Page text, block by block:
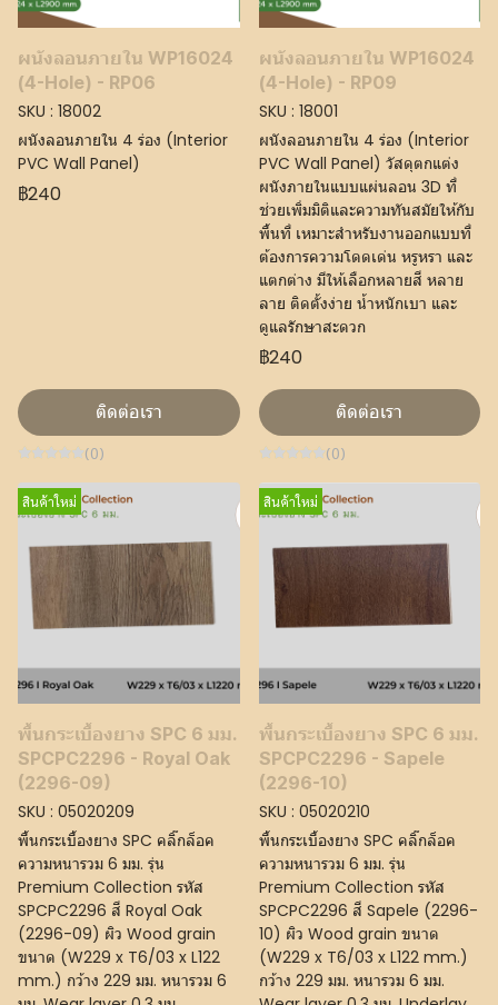
ผนังลอนภายใน WP16024
(4-Hole) - RP06
SKU : 18002
ผนังลอนภายใน 4 ร่อง (Interior
PVC Wall Panel)
฿240
ติดต่อเรา
(0)
ผนังลอนภายใน WP16024
(4-Hole) - RP09
SKU : 18001
ผนังลอนภายใน 4 ร่อง (Interior
PVC Wall Panel) วัสดุตกแต่ง
ผนังภายในแบบแผ่นลอน 3D ที่
ช่วยเพิ่มมิติและความทันสมัยให้กับ
พื้นที่ เหมาะสำหรับงานออกแบบที่
ต้องการความโดดเด่น หรูหรา และ
แตกต่าง มีให้เลือกหลายสี หลาย
ลาย ติดตั้งง่าย น้ำหนักเบา และ
ดูแลรักษาสะดวก
฿240
ติดต่อเรา
(0)
สินค้าใหม่
พื้นกระเบื้องยาง SPC 6 มม.
SPCPC2296 - Royal Oak
(2296-09)
SKU : 05020209
พื้นกระเบื้องยาง SPC คลิ๊กล็อค
ความหนารวม 6 มม. รุ่น
Premium Collection รหัส
SPCPC2296 สี Royal Oak
(2296-09) ผิว Wood grain
ขนาด (W229 x T6/03 x L122
mm.) กว้าง 229 มม. หนารวม 6
สินค้าใหม่
พื้นกระเบื้องยาง SPC 6 มม.
SPCPC2296 - Sapele
(2296-10)
SKU : 05020210
พื้นกระเบื้องยาง SPC คลิ๊กล็อค
ความหนารวม 6 มม. รุ่น
Premium Collection รหัส
SPCPC2296 สี Sapele (2296-
10) ผิว Wood grain ขนาด
(W229 x T6/03 x L122 mm.)
กว้าง 229 มม. หนารวม 6 มม.